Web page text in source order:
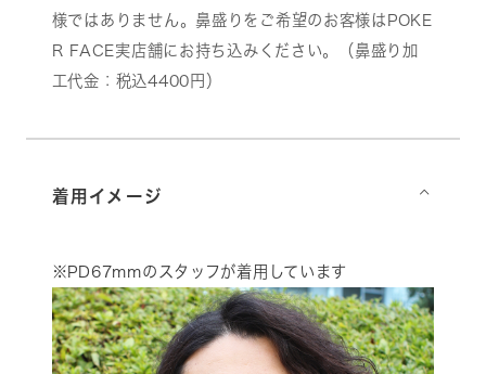
様ではありません。鼻盛りをご希望のお客様はPOKE
R FACE実店舗にお持ち込みください。（鼻盛り加
工代金：税込4400円）
着用イメージ ⌵
※PD67mmのスタッフが着用しています